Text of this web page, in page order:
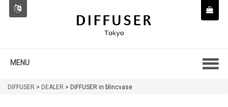
MENU
DIFFUSER > DEALER > DIFFUSER in blincvase